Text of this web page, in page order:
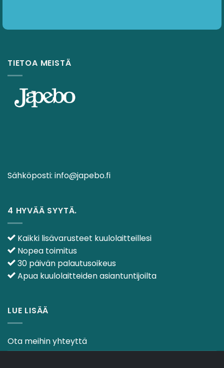
TIETOA MEISTÄ
Sähköposti: info@japebo.fi
4 HYVÄÄ SYYTÄ.
Kaikki lisävarusteet kuulolaitteillesi
Nopea toimitus
30 päivän palautusoikeus
Apua kuulolaitteiden asiantuntijoilta
LUE LISÄÄ
Ota meihin yhteyttä